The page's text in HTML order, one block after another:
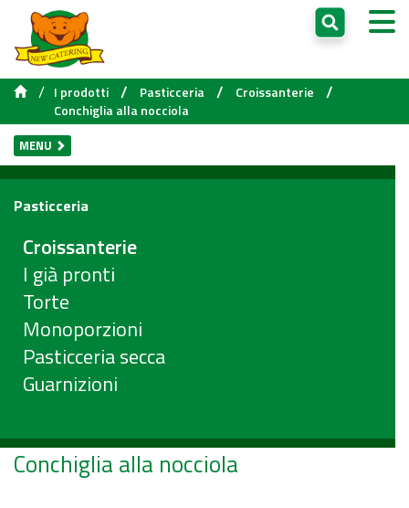
/ I prodotti / Pasticceria / Croissanterie /
Conchiglia alla nocciola
MENU
Pasticceria
Croissanterie
I già pronti
Torte
Monoporzioni
Pasticceria secca
Guarnizioni
Conchiglia alla nocciola